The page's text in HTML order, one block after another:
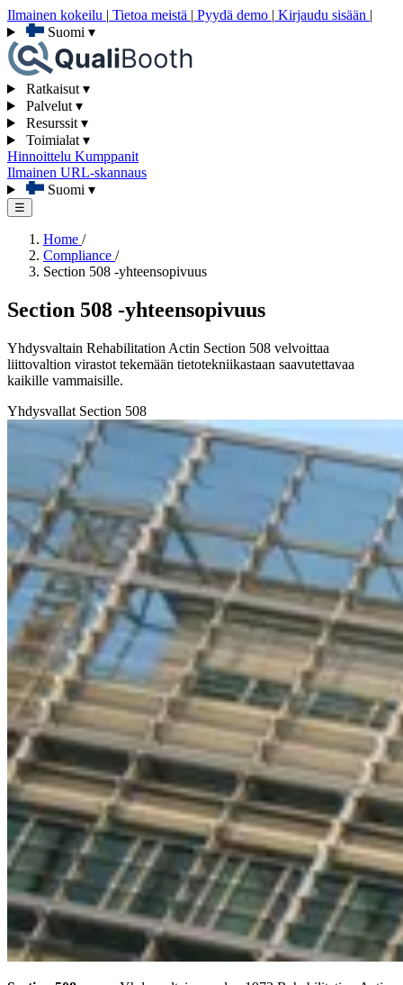
Ilmainen kokeilu | Tietoa meistä | Pyydä demo | Kirjaudu sisään |
Suomi ▾
Ratkaisut ▾
Palvelut ▾
Resurssit ▾
Toimialat ▾
Hinnoittelu Kumppanit
Ilmainen URL-skannaus
Suomi ▾
☰
Home /
Compliance /
Section 508 -yhteensopivuus
Section 508 -yhteensopivuus
Yhdysvaltain Rehabilitation Actin Section 508 velvoittaa
liittovaltion virastot tekemään tietotekniikastaan saavutettavaa
kaikille vammaisille.
Yhdysvallat Section 508